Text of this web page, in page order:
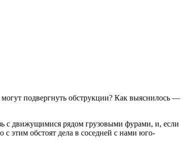
могут подвергнуть обструкции? Как выяснилось —
с движущимися рядом грузовыми фурами, и, если
этим обстоят дела в соседней с нами юго-